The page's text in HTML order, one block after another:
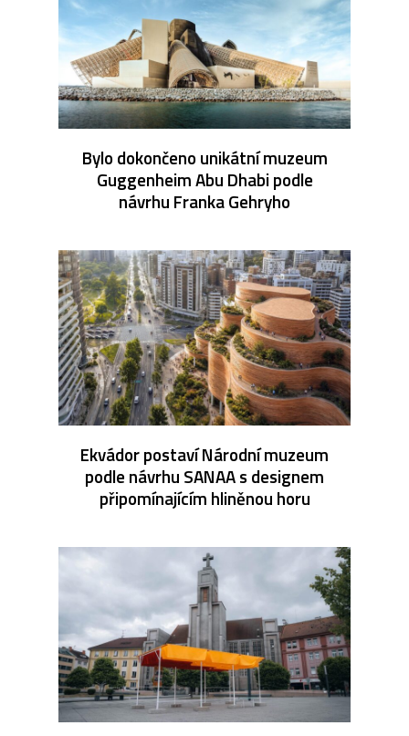
Bylo dokončeno unikátní muzeum
Guggenheim Abu Dhabi podle
návrhu Franka Gehryho
Ekvádor postaví Národní muzeum
podle návrhu SANAA s designem
připomínajícím hliněnou horu